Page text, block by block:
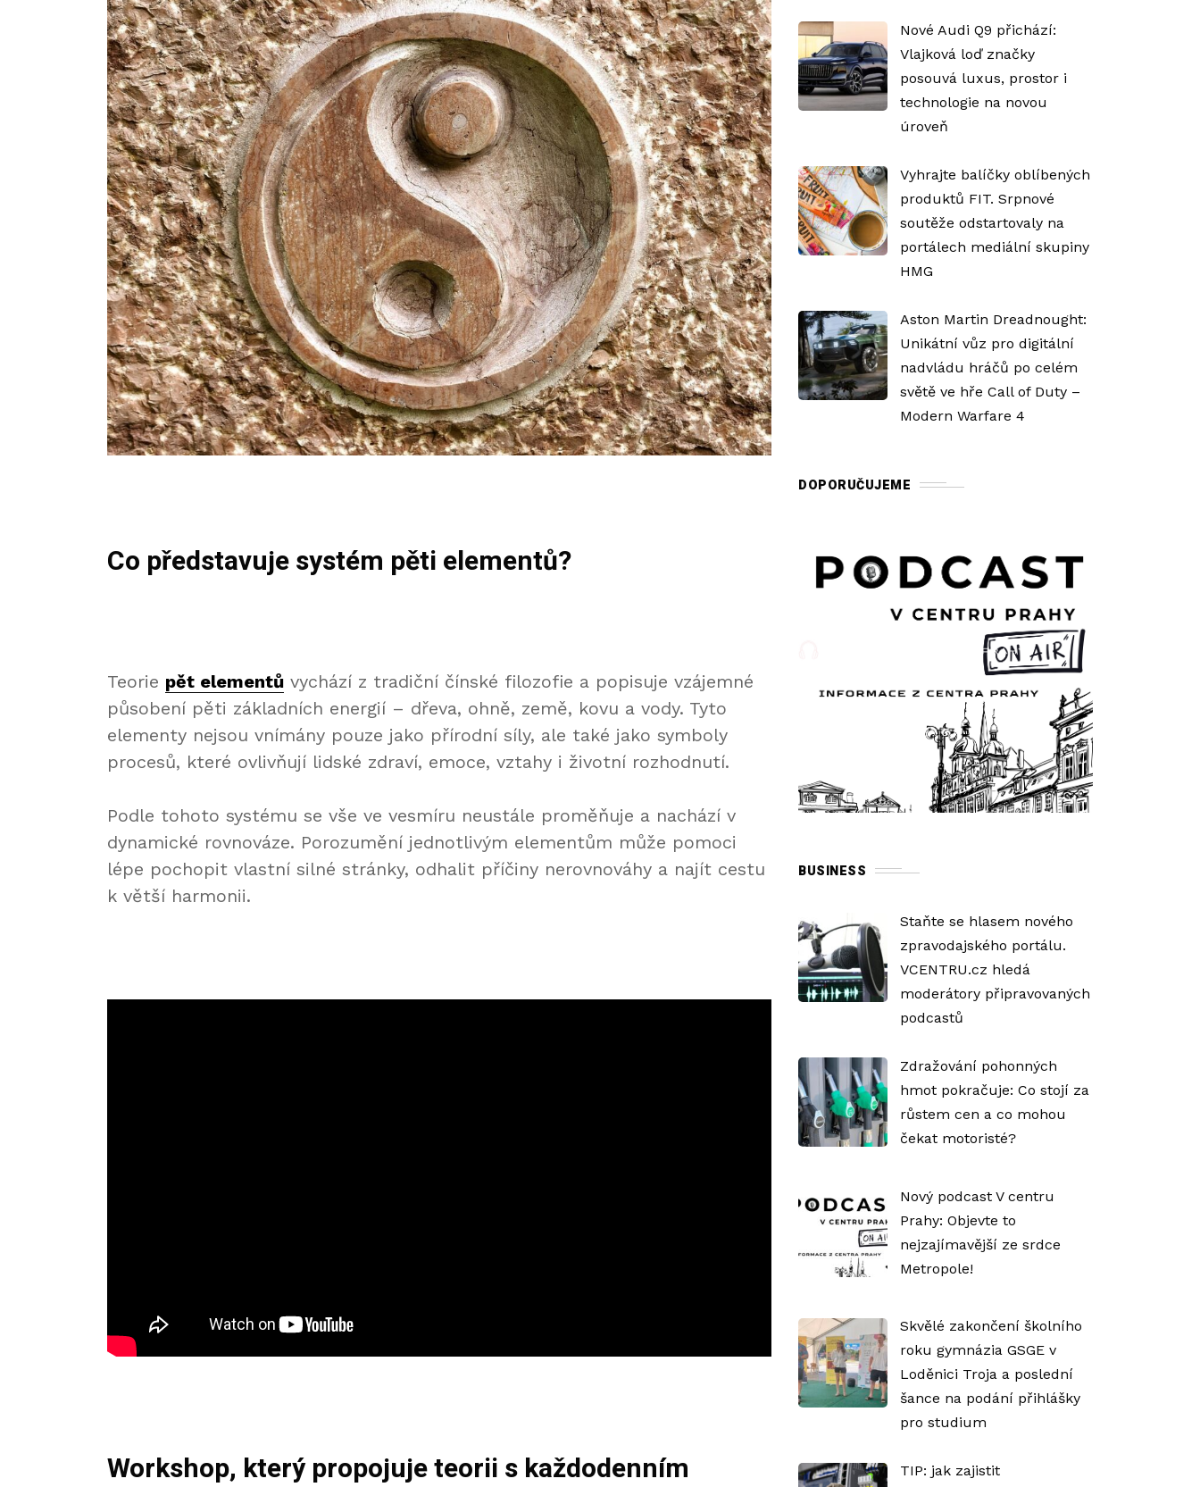
Co představuje systém pěti elementů?
Teorie pět elementů vychází z tradiční čínské filozofie a popisuje vzájemné
působení pěti základních energií – dřeva, ohně, země, kovu a vody. Tyto
elementy nejsou vnímány pouze jako přírodní síly, ale také jako symboly
procesů, které ovlivňují lidské zdraví, emoce, vztahy i životní rozhodnutí.
Podle tohoto systému se vše ve vesmíru neustále proměňuje a nachází v
dynamické rovnováze. Porozumění jednotlivým elementům může pomoci
lépe pochopit vlastní silné stránky, odhalit příčiny nerovnováhy a najít cestu
k větší harmonii.
Workshop, který propojuje teorii s každodenním
Nové Audi Q9 přichází:
Vlajková loď značky
posouvá luxus, prostor i
technologie na novou
úroveň
Vyhrajte balíčky oblíbených
produktů FIT. Srpnové
soutěže odstartovaly na
portálech mediální skupiny
HMG
Aston Martin Dreadnought:
Unikátní vůz pro digitální
nadvládu hráčů po celém
světě ve hře Call of Duty –
Modern Warfare 4
DOPORUČUJEME
BUSINESS
Staňte se hlasem nového
zpravodajského portálu.
VCENTRU.cz hledá
moderátory připravovaných
podcastů
Zdražování pohonných
hmot pokračuje: Co stojí za
růstem cen a co mohou
čekat motoristé?
Nový podcast V centru
Prahy: Objevte to
nejzajímavější ze srdce
Metropole!
Skvělé zakončení školního
roku gymnázia GSGE v
Loděnici Troja a poslední
šance na podání přihlášky
pro studium
TIP: jak zajistit